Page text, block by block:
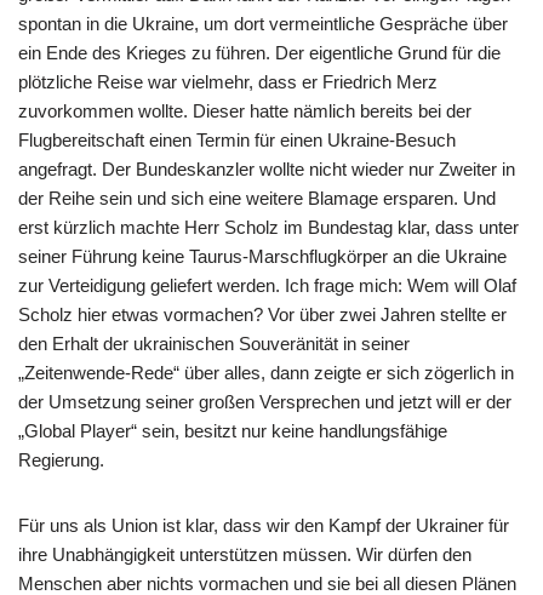
spontan in die Ukraine, um dort vermeintliche Gespräche über
ein Ende des Krieges zu führen. Der eigentliche Grund für die
plötzliche Reise war vielmehr, dass er Friedrich Merz
zuvorkommen wollte. Dieser hatte nämlich bereits bei der
Flugbereitschaft einen Termin für einen Ukraine-Besuch
angefragt. Der Bundeskanzler wollte nicht wieder nur Zweiter in
der Reihe sein und sich eine weitere Blamage ersparen. Und
erst kürzlich machte Herr Scholz im Bundestag klar, dass unter
seiner Führung keine Taurus-Marschflugkörper an die Ukraine
zur Verteidigung geliefert werden. Ich frage mich: Wem will Olaf
Scholz hier etwas vormachen? Vor über zwei Jahren stellte er
den Erhalt der ukrainischen Souveränität in seiner
„Zeitenwende-Rede“ über alles, dann zeigte er sich zögerlich in
der Umsetzung seiner großen Versprechen und jetzt will er der
„Global Player“ sein, besitzt nur keine handlungsfähige
Regierung.
Für uns als Union ist klar, dass wir den Kampf der Ukrainer für
ihre Unabhängigkeit unterstützen müssen. Wir dürfen den
Menschen aber nichts vormachen und sie bei all diesen Plänen